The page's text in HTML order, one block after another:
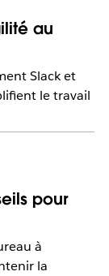
au
Slack et
le travail
pour
à
la